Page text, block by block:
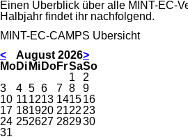
Einen Überblick über alle MINT-EC-
Halbjahr findet ihr nachfolgend.
MINT-EC-CAMPS Übersicht
<
August 2026>
Montag
Dienstag
Mittwoch
Donnerstag
Freitag
Samstag
Sonntag
1
2
3
4 5 6 7 8
9
10 111213 141516
17 181920 2122 23
24 252627 282930
31